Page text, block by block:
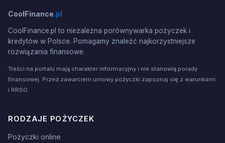
CoolFinance.pl
CoolFinance.pl to niezależna porównywarka pożyczek i
kredytów w Polsce. Pomagamy znaleźć najkorzystniejsze
rozwiązania finansowe.
Treści na portalu mają charakter informacyjny i nie stanowią porady
finansowej. Przed zawarciem umowy pożyczki zapoznaj się z warunkami
i RRSO.
RODZAJE POŻYCZEK
Pożyczki online